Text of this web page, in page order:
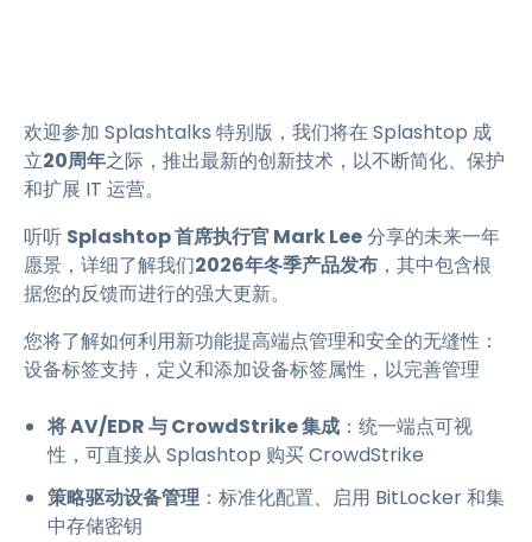
欢迎参加 Splashtalks 特别版，我们将在 Splashtop 成
立20周年之际，推出最新的创新技术，以不断简化、保护
和扩展 IT 运营。
听听 Splashtop 首席执行官 Mark Lee分享的未来一年
愿景，详细了解我们2026年冬季产品发布 ，其中包含根
据您的反馈而进行的强大更新。
您将了解如何利用新功能提高端点管理和安全的无缝性：
设备标签支持，定义和添加设备标签属性，以完善管理
将 AV/EDR 与 CrowdStrike 集成 ：统一端点可视
性，可直接从 Splashtop 购买 CrowdStrike
策略驱动设备管理 ：标准化配置、启用 BitLocker 和集
中存储密钥